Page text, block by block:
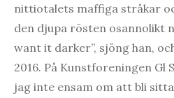
nittiotalets maffiga stråkar
den djupa rösten osannolikt
want it darker”, sjöng han,
2016. På Kunstforeningen Gl
jag inte ensam om att bli